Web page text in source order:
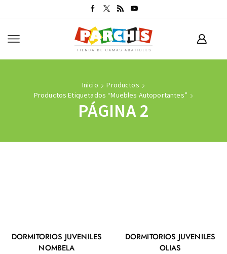
Inicio
Productos
Productos Etiquetados “muebles Autoportantes”
PÁGINA 2
DORMITORIOS JUVENILES
NOMBELA
DORMITORIOS JUVENILES
OLIAS